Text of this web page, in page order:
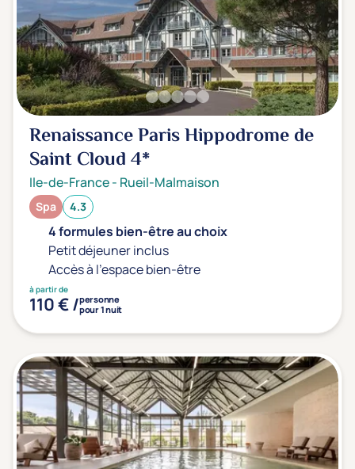
Renaissance Paris Hippodrome de
Saint Cloud4*
Ile-de-France- Rueil-Malmaison
Spa 4.3
4 formules bien-être au choix
Petit déjeuner inclus
Accès à l'espace bien-être
à partir de
110 € /personne
pour 1 nuit